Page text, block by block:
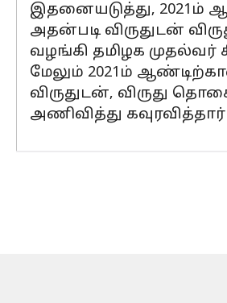
இதனையடுத்து, 2021ம்
அதன்படி விருதுடன்
வழங்கி தமிழக முதல்வர்
மேலும் 2021ம்
விருதுடன், விருது
அணிவித்து கவுரவித்தார்